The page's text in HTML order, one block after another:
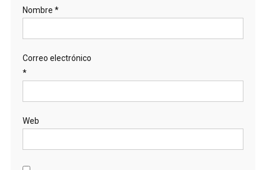
Nombre *
Correo electrónico
*
Web